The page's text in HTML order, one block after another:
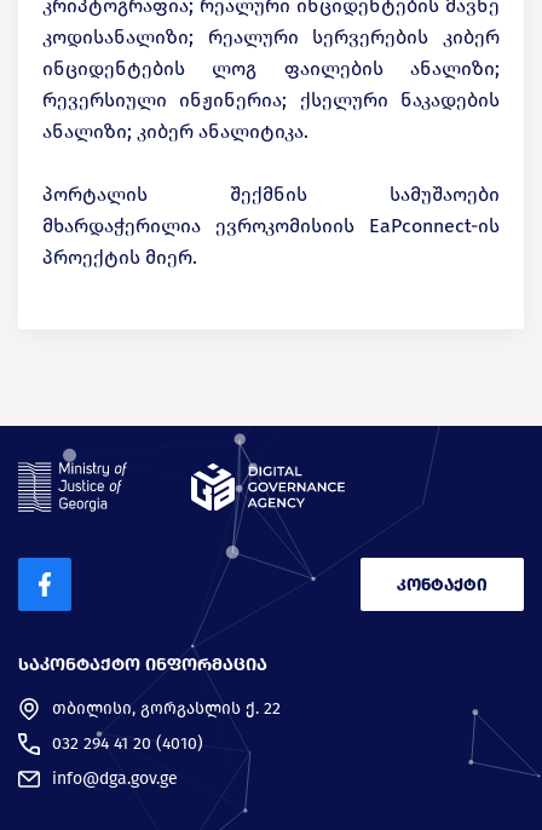
კრიპტოგრაფია; რეალური ინციდენტების მავნე
კოდისანალიზი; რეალური სერვერების კიბერ
ინციდენტების ლოგ ფაილების ანალიზი;
რევერსიული ინჟინერია; ქსელური ნაკადების
ანალიზი; კიბერ ანალიტიკა.
პორტალის შექმნის სამუშაოები
მხარდაჭერილია ევროკომისიის EaPconnect-ის
პროექტის მიერ.
ᲡᲐᲙᲝᲜᲢᲐᲥᲢᲝ ᲘᲜᲤᲝᲠᲛᲐᲪᲘᲐ
თბილისი, გორგასლის ქ. 22
032 294 41 20 (4010)
info@dga.gov.ge
კონტაქტი